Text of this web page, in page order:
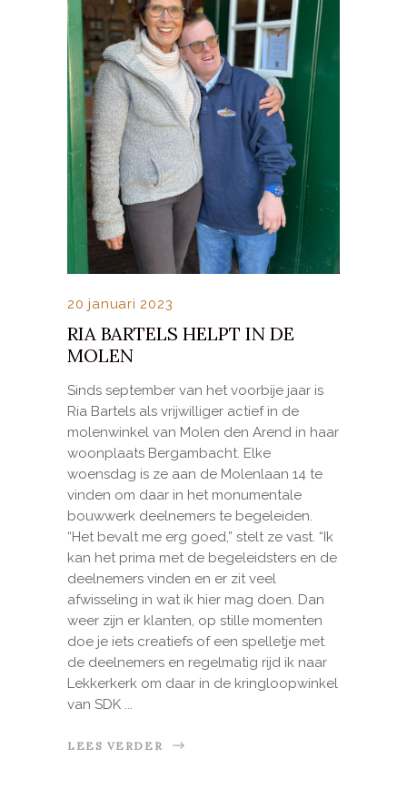
20 januari 2023
RIA BARTELS HELPT IN DE
MOLEN
Sinds september van het voorbije jaar is
Ria Bartels als vrijwilliger actief in de
molenwinkel van Molen den Arend in haar
woonplaats Bergambacht. Elke
woensdag is ze aan de Molenlaan 14 te
vinden om daar in het monumentale
bouwwerk deelnemers te begeleiden.
“Het bevalt me erg goed,” stelt ze vast. “Ik
kan het prima met de begeleidsters en de
deelnemers vinden en er zit veel
afwisseling in wat ik hier mag doen. Dan
weer zijn er klanten, op stille momenten
doe je iets creatiefs of een spelletje met
de deelnemers en regelmatig rijd ik naar
Lekkerkerk om daar in de kringloopwinkel
van SDK
LEES VERDER